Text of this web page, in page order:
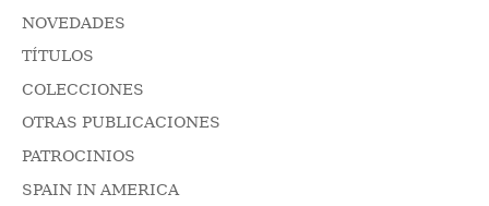
NOVEDADES
TÍTULOS
COLECCIONES
OTRAS PUBLICACIONES
PATROCINIOS
SPAIN IN AMERICA